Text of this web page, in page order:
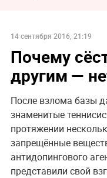
14 сентября 2016, 21:19
Почему
другим —
После взлома базы
знаменитые
протяжении
запрещённые
антидопингового
представили свой